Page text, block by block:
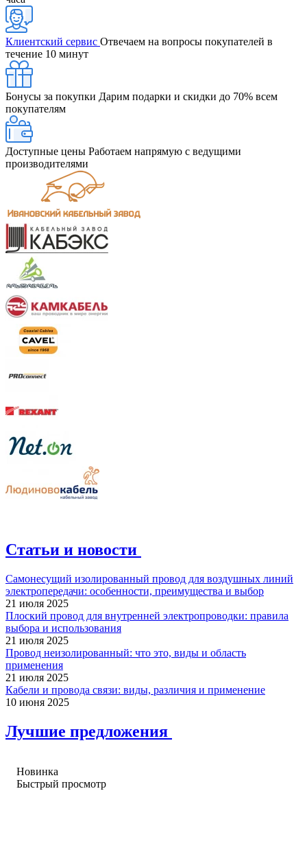
Клиентский сервис Отвечаем на вопросы покупателей в
течение 10 минут
Бонусы за покупки Дарим подарки и скидки до 70% всем
покупателям
Доступные цены Работаем напрямую с ведущими
производителями
Статьи и новости
Самонесущий изолированный провод для воздушных линий
электропередачи: особенности, преимущества и выбор
21 июля 2025
Плоский провод для внутренней электропроводки: правила
выбора и использования
21 июля 2025
Провод неизолированный: что это, виды и область
применения
21 июля 2025
Кабели и провода связи: виды, различия и применение
10 июня 2025
Лучшие предложения
Новинка
Быстрый просмотр